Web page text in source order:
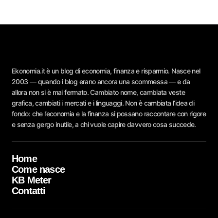
Ekonomia.it è un blog di economia, finanza e risparmio. Nasce nel
2003 — quando i blog erano ancora una scommessa — e da
allora non si è mai fermato. Cambiato nome, cambiata veste
grafica, cambiati i mercati e i linguaggi. Non è cambiata l’idea di
fondo: che l’economia e la finanza si possano raccontare con rigore
e senza gergo inutile, a chi vuole capire davvero cosa succede.
Home
Come nasce
KB Meter
Contatti